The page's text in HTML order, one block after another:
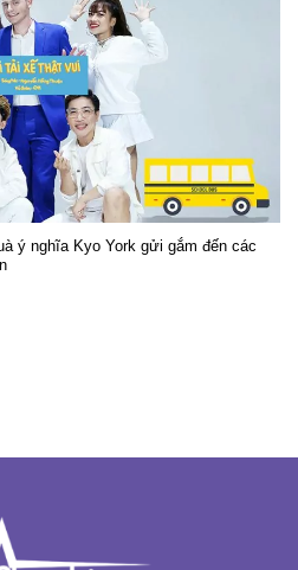
ý nghĩa Kyo York gửi gắm đến các